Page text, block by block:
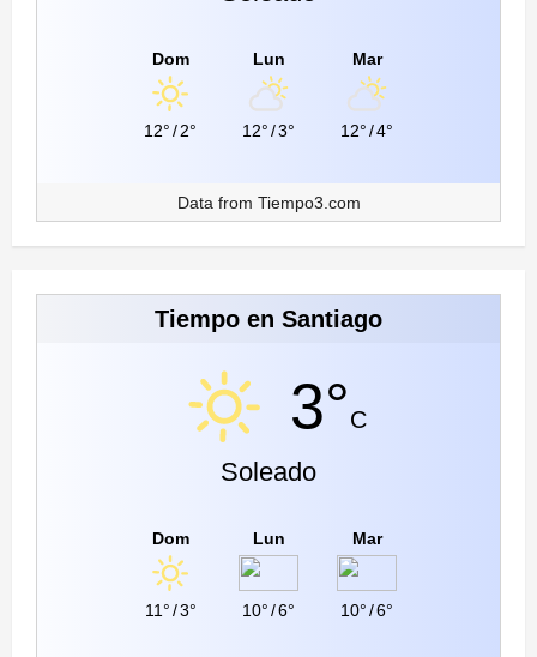
Dom
12°/2°
Lun
12°/3°
Mar
12°/4°
Data from Tiempo3.com
Tiempo en Santiago
3°C
Soleado
Dom
11°/3°
Lun
10°/6°
Mar
10°/6°